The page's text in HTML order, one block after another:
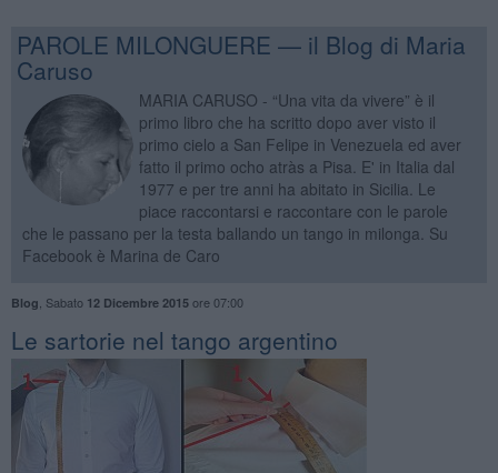
PAROLE MILONGUERE — il Blog di Maria
Caruso
MARIA CARUSO - “Una vita da vivere” è il
primo libro che ha scritto dopo aver visto il
primo cielo a San Felipe in Venezuela ed aver
fatto il primo ocho atràs a Pisa. E' in Italia dal
1977 e per tre anni ha abitato in Sicilia. Le
piace raccontarsi e raccontare con le parole
che le passano per la testa ballando un tango in milonga. Su
Facebook è Marina de Caro
Blog Sabato 12 Dicembre 2015ore 07:00
Le sartorie nel tango argentino